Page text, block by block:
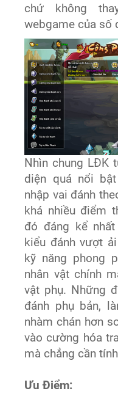
chứ không
webgame của số
Nhìn chung LĐK
diện quá nổi
nhập vai đánh
khá nhiều điểm
đó đáng kể
kiểu đánh vượt
kỹ năng phong
nhân vật chính
vật phụ. Những
đánh phụ bản,
nhàm chán hơn
vào cường hóa
mà chẳng cần
Ưu Điểm: